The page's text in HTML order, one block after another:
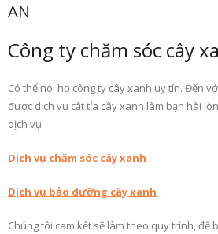
AN
Công ty chăm sóc cây
Có thể nói họ công ty cây xanh uy tín. Đến
được dịch vụ cắt tỉa cây xanh làm bạn hài
dịch vụ
Dịch vụ chăm sóc cây xanh
Dịch vụ bảo dưỡng cây xanh
Chúng tôi cam kết sẽ làm theo quy trình, để